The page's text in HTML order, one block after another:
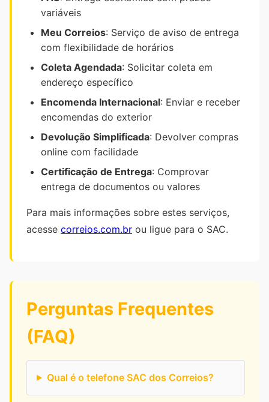
variáveis
Meu Correios: Serviço de aviso de entrega
com flexibilidade de horários
Coleta Agendada: Solicitar coleta em
endereço específico
Encomenda Internacional: Enviar e receber
encomendas do exterior
Devolução Simplificada: Devolver compras
online com facilidade
Certificação de Entrega: Comprovar
entrega de documentos ou valores
Para mais informações sobre estes serviços,
acesse correios.com.br ou ligue para o SAC.
Perguntas Frequentes
(FAQ)
Qual é o telefone SAC dos Correios?